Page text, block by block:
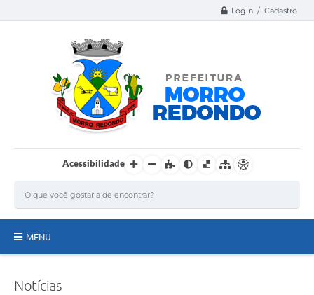
Login / Cadastro
Acessibilidade
MENU
Notícias